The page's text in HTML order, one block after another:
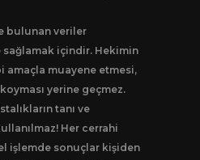
bulunan veriler
içindir. Hekimin
amaçla muayene etmesi,
yerine geçmez.
tanı ve
Her cerrahi
işlemde sonuçlar kişiden